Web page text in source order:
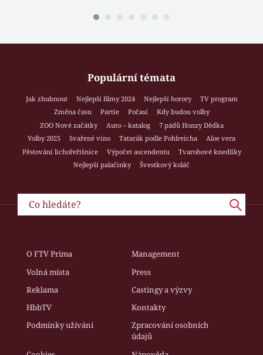
Populární témata
Jak zhubnout Nejlepší filmy 2024 Nejlepší horory
TV program
Změna času
Partie Počasí
Kdy budou volby
ZOO Nové začátky
Auto – katalog
7 pádů Honzy Dědka
Volby 2025
Svařené víno Tatarák podle Pohlreicha
Aloe vera
Pěstování lichořeřišnice
Výpočet ascendentu
Tvarohové knedlíky
Nejlepší palačinky
Švestkový koláč
O FTV Prima
Management
Volná místa
Press
Reklama
Castingy a výzvy
HbbTV
Kontakty
Podmínky užívání
Zpracování osobních
údajů